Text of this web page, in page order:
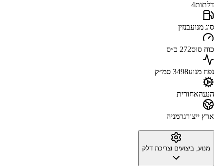
דלתות4
סוג מנועבנזין
כוח סוס272 כ״ס
נפח מנוע3498 סמ״ק
הנעהאחורית
ארץ ייצורגרמניה
מנוע, ביצועים וצריכת דלק